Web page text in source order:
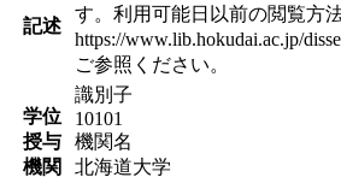
記述
す。利用可能日以前の閲覧方
https://www.lib.hokudai.ac.jp/
ご参照ください。
学位
授与
機関
識別子
10101
機関名
北海道大学